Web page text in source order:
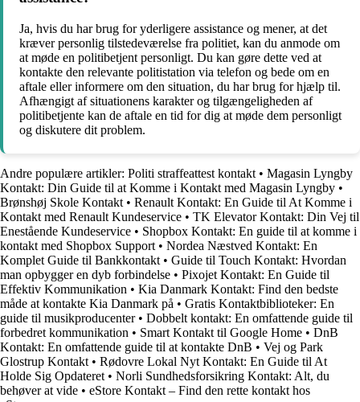
Ja, hvis du har brug for yderligere assistance og mener, at det
kræver personlig tilstedeværelse fra politiet, kan du anmode om
at møde en politibetjent personligt. Du kan gøre dette ved at
kontakte den relevante politistation via telefon og bede om en
aftale eller informere om den situation, du har brug for hjælp til.
Afhængigt af situationens karakter og tilgængeligheden af
politibetjente kan de aftale en tid for dig at møde dem personligt
og diskutere dit problem.
Andre populære artikler: Politi straffeattest kontakt • Magasin Lyngby
Kontakt: Din Guide til at Komme i Kontakt med Magasin Lyngby •
Brønshøj Skole Kontakt • Renault Kontakt: En Guide til At Komme i
Kontakt med Renault Kundeservice • TK Elevator Kontakt: Din Vej til
Enestående Kundeservice • Shopbox Kontakt: En guide til at komme i
kontakt med Shopbox Support • Nordea Næstved Kontakt: En
Komplet Guide til Bankkontakt • Guide til Touch Kontakt: Hvordan
man opbygger en dyb forbindelse • Pixojet Kontakt: En Guide til
Effektiv Kommunikation • Kia Danmark Kontakt: Find den bedste
måde at kontakte Kia Danmark på • Gratis Kontaktbiblioteker: En
guide til musikproducenter• Dobbelt kontakt: En omfattende guide til
forbedret kommunikation • Smart Kontakt til Google Home • DnB
Kontakt: En omfattende guide til at kontakte DnB • Vej og Park
Glostrup Kontakt • Rødovre Lokal Nyt Kontakt: En Guide til At
Holde Sig Opdateret • Norli Sundhedsforsikring Kontakt: Alt, du
behøver at vide • eStore Kontakt – Find den rette kontakt hos